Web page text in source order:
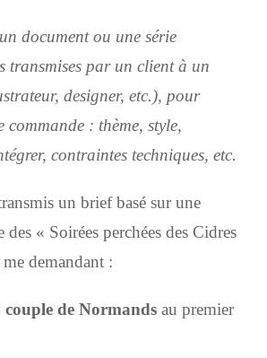
document ou une série
transmises par un client à un
designer, etc.), pour
commande : thème, style,
contraintes techniques, etc.
un brief basé sur une
des « Soirées perchées des Cidres
demandant :
couple de Normands au premier